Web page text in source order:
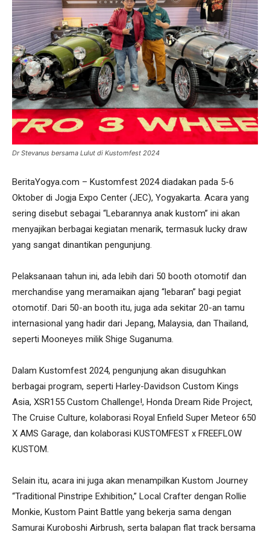
Dr Stevanus bersama Lulut di Kustomfest 2024
BeritaYogya.com – Kustomfest 2024 diadakan pada 5-6
Oktober di Jogja Expo Center (JEC), Yogyakarta. Acara yang
sering disebut sebagai “Lebarannya anak kustom” ini akan
menyajikan berbagai kegiatan menarik, termasuk lucky draw
yang sangat dinantikan pengunjung.
Pelaksanaan tahun ini, ada lebih dari 50 booth otomotif dan
merchandise yang meramaikan ajang “lebaran” bagi pegiat
otomotif. Dari 50-an booth itu, juga ada sekitar 20-an tamu
internasional yang hadir dari Jepang, Malaysia, dan Thailand,
seperti Mooneyes milik Shige Suganuma.
Dalam Kustomfest 2024, pengunjung akan disuguhkan
berbagai program, seperti Harley-Davidson Custom Kings
Asia, XSR155 Custom Challenge!, Honda Dream Ride Project,
The Cruise Culture, kolaborasi Royal Enfield Super Meteor 650
X AMS Garage, dan kolaborasi KUSTOMFEST x FREEFLOW
KUSTOM.
Selain itu, acara ini juga akan menampilkan Kustom Journey
“Traditional Pinstripe Exhibition,” Local Crafter dengan Rollie
Monkie, Kustom Paint Battle yang bekerja sama dengan
Samurai Kuroboshi Airbrush, serta balapan flat track bersama